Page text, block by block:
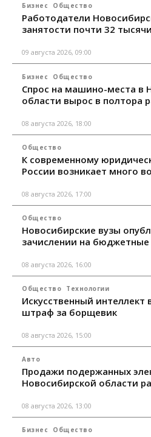
Бизнес Общество
Работодатели
занятости почти 32
09 августа 2026, 09:00
Бизнес Общество
Спрос на машино-места в
области вырос в полтора
08 августа 2026, 18:00
Общество
К современному
России возникает много
08 августа 2026, 17:00
Общество
Новосибирские вузы
зачислении на бюджетные
08 августа 2026, 16:00
Общество Технологии
Искусственный интеллект
штраф за борщевик
08 августа 2026, 15:00
Авто
Продажи подержанных
Новосибирской области
08 августа 2026, 13:00
Бизнес Общество